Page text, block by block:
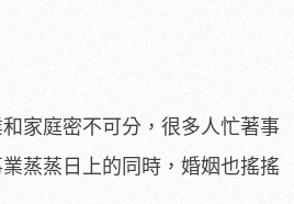
家庭密不可分，很多人忙著事
蒸蒸日上的同時，婚姻也搖搖